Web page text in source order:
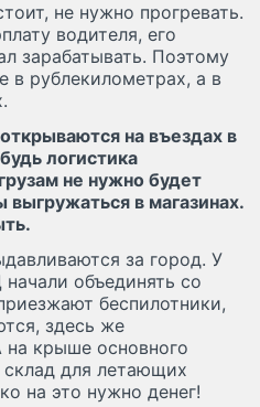
не нужно прогревать.
водителя, его
зарабатывать. Поэтому
в рублекилометрах, а в
на въездах в
логистика
не нужно будет
выгружаться в магазинах.
за город. У
объединять со
беспилотники,
здесь же
на крыше основного
для летающих
на это нужно денег!